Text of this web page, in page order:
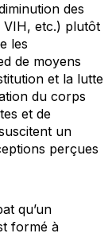
des
VIH, etc.) plutôt
les
de moyens
et la lutte
du corps
et de
un
perçues
qu’un
formé à